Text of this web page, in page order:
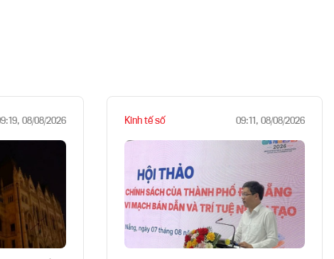
08/08/2026 Kinh tế số 09:11, 08/08/2026